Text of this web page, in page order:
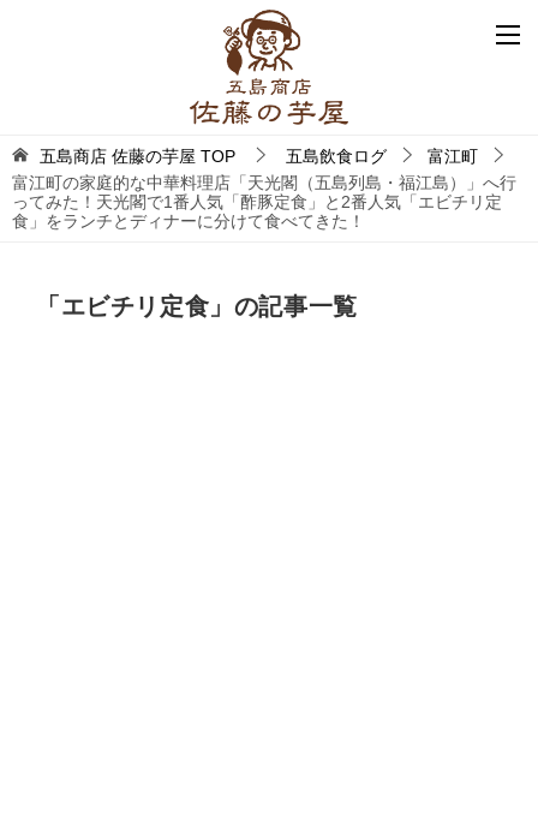
五島商店 佐藤の芋屋 TOP 五島飲食ログ
富江町
富江町の家庭的な中華料理店「天光閣（五島列島・福江島）」へ行
ってみた！天光閣で1番人気「酢豚定食」と2番人気「エビチリ定
食」をランチとディナーに分けて食べてきた！
「エビチリ定食」の記事一覧